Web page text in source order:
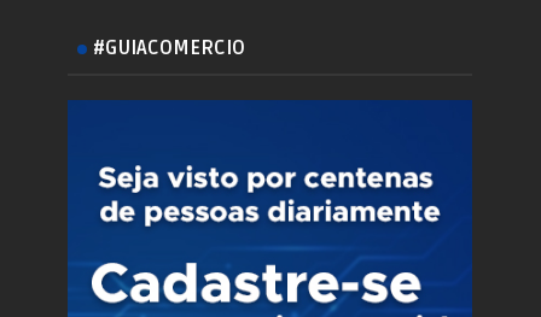
#GUIACOMERCIO